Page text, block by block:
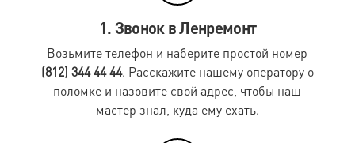
Пальто свыше 90 см (кожа, замша)
Покраска кожаной отделки (1 деталь)
Экипировка
Наименование работ
1. Звонок в Ленремонт
Возьмите телефон и наберите простой номер
(812) 344 44 44. Расскажите нашему оператору о
поломке и назовите свой адрес, чтобы наш
мастер знал, куда ему ехать.